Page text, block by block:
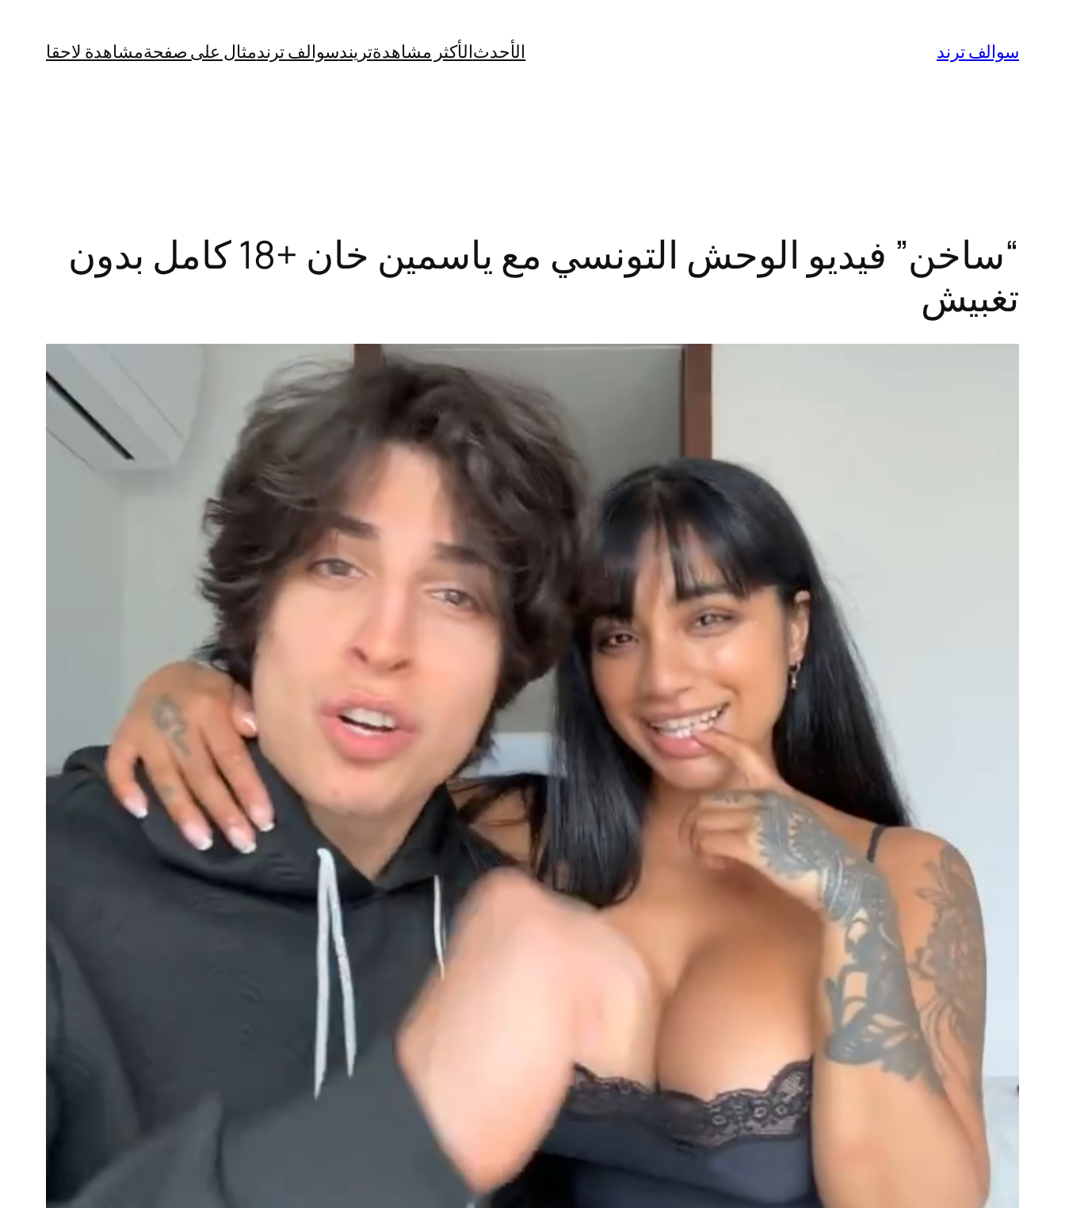
المحتوى
سوالف ترند الأحدثالأكثر مشاهدةتريندسوالف ترندمثال على صفحةمشاهدة لاحقا
“ساخن” فيديو الوحش التونسي مع ياسمين خان +18 كامل بدون
تغبيش